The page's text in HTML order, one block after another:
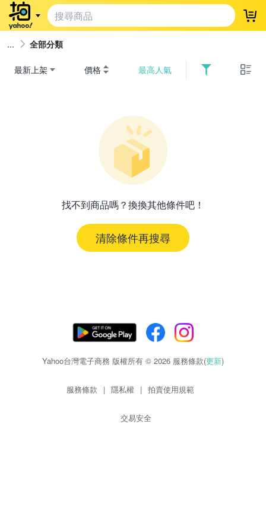
登
全部分類
最新上架 價格 最高人氣
找不到商品嗎？換換其他條件吧！
清除條件再搜尋
Yahoo台灣電子商務 版權所有 © 2026 服務條款(更新)
服務條款 | 隱私權 | 拍賣使用規範
交易安全